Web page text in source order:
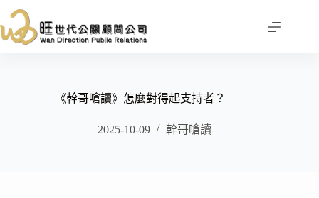
至
主
《幹哥嗆讀》怎麼對得起支持者？
2025-10-09 幹哥嗆讀